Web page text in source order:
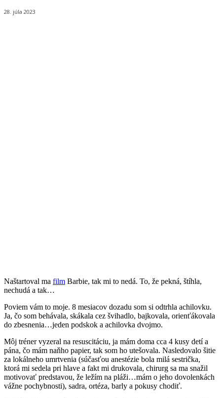
28. júla 2023
Naštartoval ma film Barbie, tak mi to nedá. To, že pekná, štíhla,
nechudá a tak…
Poviem vám to moje. 8 mesiacov dozadu som si odtrhla achilovku.
Ja, čo som behávala, skákala cez švihadlo, bajkovala, orienťákovala
do zbesnenia…jeden podskok a achilovka dvojmo.
Môj tréner vyzeral na resuscitáciu, ja mám doma cca 4 kusy detí a
pána, čo mám naňho papier, tak som ho utešovala. Nasledovalo šitie
za lokálneho umrtvenia (súčasťou anestézie bola milá sestrička,
ktorá mi sedela pri hlave a fakt mi drukovala, chirurg sa ma snažil
motivovať predstavou, že ležím na pláži…mám o jeho dovolenkách
vážne pochybnosti), sadra, ortéza, barly a pokusy chodiť.